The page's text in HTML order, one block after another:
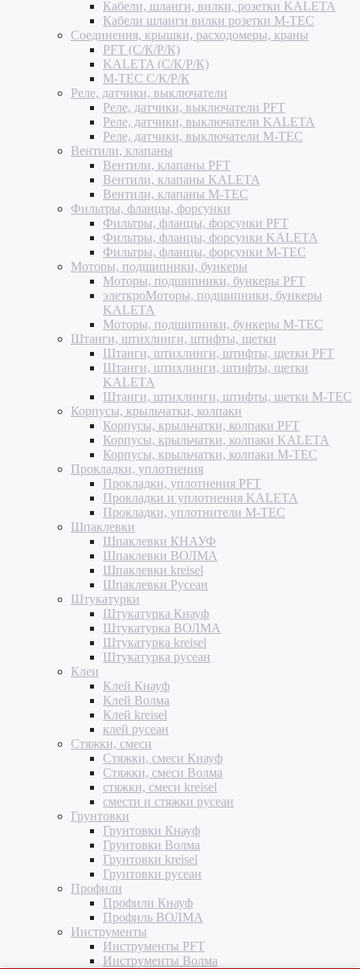
Кабели, шланги, вилки, розетки KALETA
Кабели шланги вилки розетки M-TEC
Соединения, крышки, расходомеры, краны
PFT (С/К/Р/К)
KALETA (С/К/Р/К)
M-TEC С/К/Р/К
Реле, датчики, выключатели
Реле, датчики, выключатели PFT
Реле, датчики, выключатели KALETA
Реле, датчики, выключатели M-TEC
Вентили, клапаны
Вентили, клапаны PFT
Вентили, клапаны KALETA
Вентили, клапаны M-TEC
Фильтры, фланцы, форсунки
Фильтры, фланцы, форсунки PFT
Фильтры, фланцы, форсунки KALETA
Фильтры, фланцы, форсунки M-TEC
Моторы, подшипники, бункеры
Моторы, подшипники, бункеры PFT
элеткроМоторы, подшипники, бункеры
KALETA
Моторы, подшипники, бункеры M-TEC
Штанги, штихлинги, штифты, щетки
Штанги, штихлинги, штифты, щетки PFT
Штанги, штихлинги, штифты, щетки
KALETA
Штанги, штихлинги, штифты, щетки M-TEC
Корпусы, крыльчатки, колпаки
Корпусы, крыльчатки, колпаки PFT
Корпусы, крыльчатки, колпаки KALETA
Корпусы, крыльчатки, колпаки M-TEC
Прокладки, уплотнения
Прокладки, уплотнения PFT
Прокладки и уплотнения KALETA
Прокладки, уплотнители M-TEC
Шпаклевки
Шпаклевки КНАУФ
Шпаклевки ВОЛМА
Шпаклевки kreisel
Шпаклевки Русеан
Штукатурки
Штукатурка Кнауф
Штукатурка ВОЛМА
Штукатурка kreisel
Штукатурка русеан
Клеи
Клей Кнауф
Клей Волма
Клей kreisel
клей русеан
Стяжки, смеси
Стяжки, смеси Кнауф
Стяжки, смеси Волма
стяжки, смеси kreisel
смести и стяжки русеан
Грунтовки
Грунтовки Кнауф
Грунтовки Волма
Грунтовки kreisel
Грунтовки русеан
Профили
Профили Кнауф
Профиль ВОЛМА
Инструменты
Инструменты PFT
Инструменты Волма